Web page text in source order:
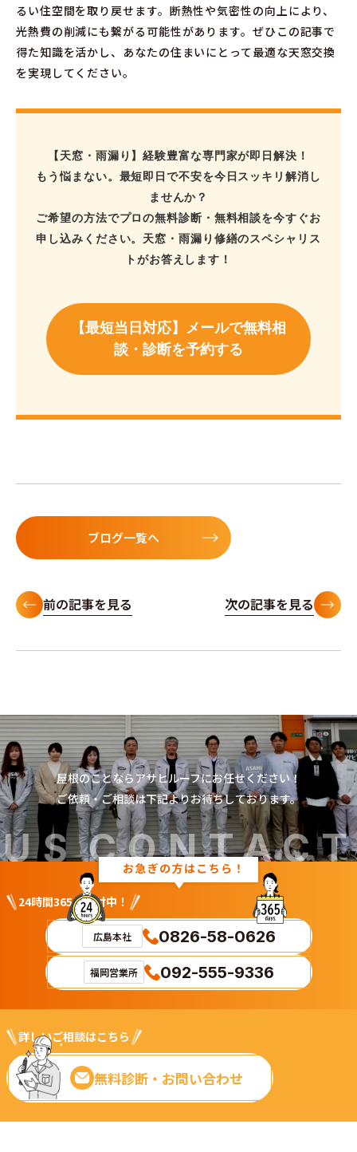
るい住空間を取り戻せます。断熱性や気密性の向上により、
光熱費の削減にも繋がる可能性があります。ぜひこの記事で
得た知識を活かし、あなたの住まいにとって最適な天窓交換
を実現してください。
【天窓・雨漏り】経験豊富な専門家が即日解決！
もう悩まない。最短即日で不安を今日スッキリ解消し
ませんか？
ご希望の方法でプロの無料診断・無料相談を今すぐお
申し込みください。天窓・雨漏り修繕のスペシャリス
トがお答えします！
【最短当日対応】メールで無料相
談・診断を予約する
ブログ一覧へ
前の記事を見る 次の記事を見る
Contact
us
CONTACT
屋根のことならアサヒルーフにお任せください！
ご依頼・ご相談は下記よりお待ちしております。
24時間365日受付中！
広島本社 0826-58-0626
福岡営業所 092-555-9336
詳しいご相談はこちら
無料診断・お問い合わせ